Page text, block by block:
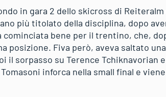
in gara 2 dello skicross di
più titolato della disciplina, dopo
cominciata bene per il trentino, che,
posizione. Fiva però, aveva saltato
il sorpasso su Terence Tchiknavorian
inforca nella small final e